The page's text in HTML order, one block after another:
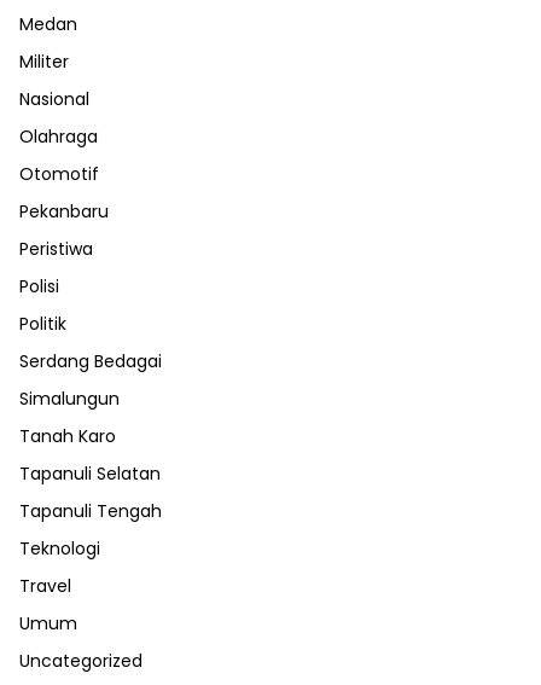
Medan
Militer
Nasional
Olahraga
Otomotif
Pekanbaru
Peristiwa
Polisi
Politik
Serdang Bedagai
Simalungun
Tanah Karo
Tapanuli Selatan
Tapanuli Tengah
Teknologi
Travel
Umum
Uncategorized